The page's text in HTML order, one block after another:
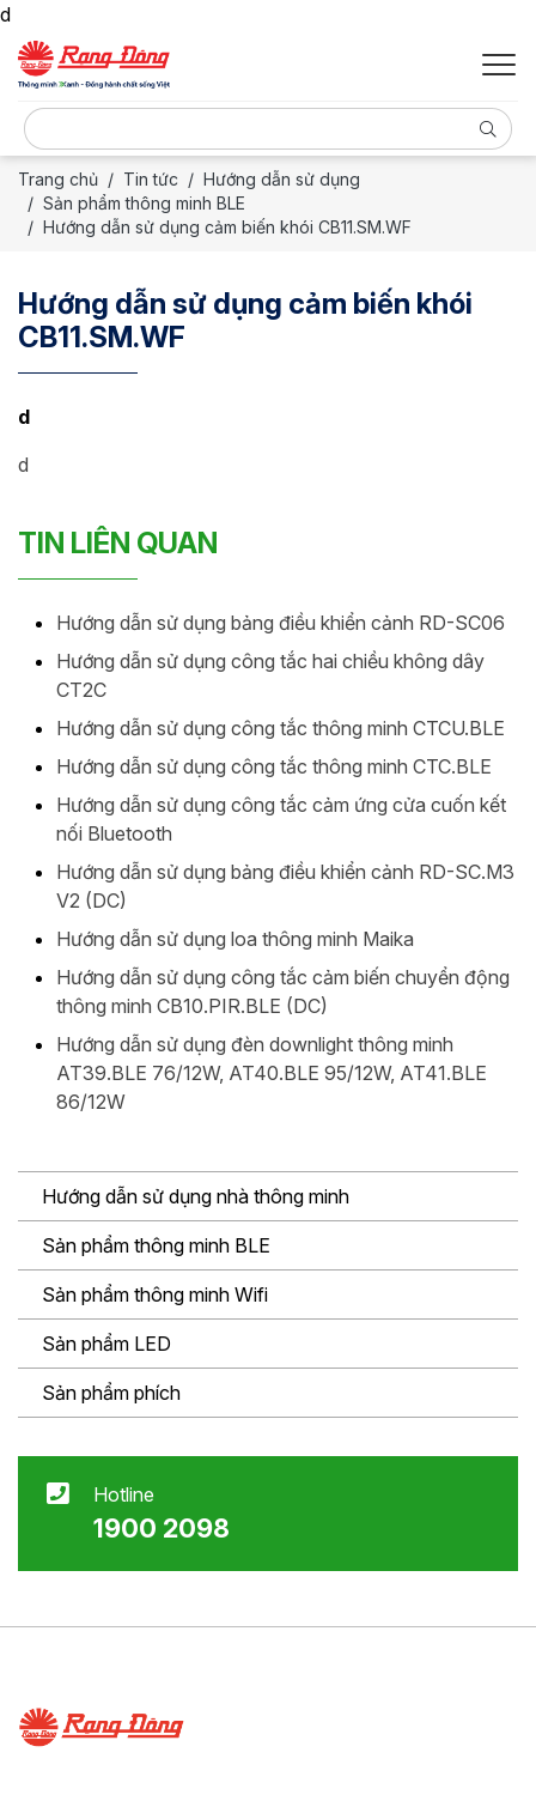
d
Trang chủ Tin tức
Hướng dẫn sử dụng
Sản phẩm thông minh BLE
Hướng dẫn sử dụng cảm biến khói CB11.SM.WF
Hướng dẫn sử dụng cảm biến khói
CB11.SM.WF
d
d
TIN LIÊN QUAN
Hướng dẫn sử dụng bảng điều khiển cảnh RD-SC06
Hướng dẫn sử dụng công tắc hai chiều không dây
CT2C
Hướng dẫn sử dụng công tắc thông minh CTCU.BLE
Hướng dẫn sử dụng công tắc thông minh CTC.BLE
Hướng dẫn sử dụng công tắc cảm ứng cửa cuốn kết
nối Bluetooth
Hướng dẫn sử dụng bảng điều khiển cảnh RD-SC.M3
V2 (DC)
Hướng dẫn sử dụng loa thông minh Maika
Hướng dẫn sử dụng công tắc cảm biến chuyển động
thông minh CB10.PIR.BLE (DC)
Hướng dẫn sử dụng đèn downlight thông minh
AT39.BLE 76/12W, AT40.BLE 95/12W, AT41.BLE
86/12W
Hướng dẫn sử dụng nhà thông minh
Sản phẩm thông minh BLE
Sản phẩm thông minh Wifi
Sản phẩm LED
Sản phẩm phích
Hotline
1900 2098